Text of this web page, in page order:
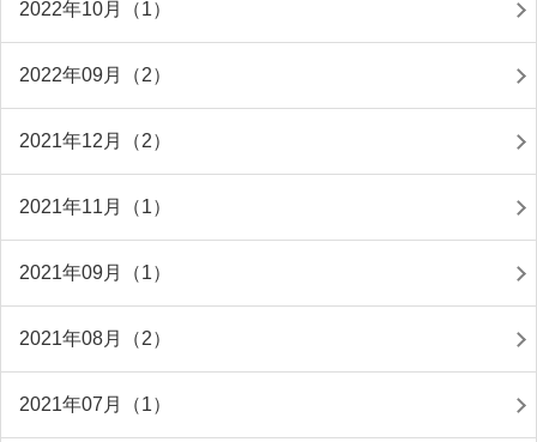
2022年10月（1）
2022年09月（2）
2021年12月（2）
2021年11月（1）
2021年09月（1）
2021年08月（2）
2021年07月（1）